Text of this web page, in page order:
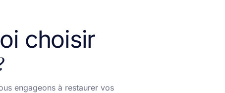
choisir
engageons à restaurer vos